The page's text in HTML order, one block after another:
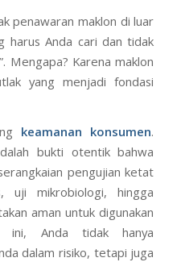
penawaran maklon di luar
harus Anda cari dan tidak
Mengapa? Karena maklon
yang menjadi fondasi
keamanan konsumen.
bukti otentik bahwa
pengujian ketat
mikrobiologi, hingga
aman untuk digunakan
ini, Anda tidak hanya
dalam risiko, tetapi juga